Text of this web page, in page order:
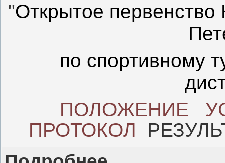
"Открытое первенство
по спортивному
ПОЛОЖЕНИЕ
ПРОТОКОЛ